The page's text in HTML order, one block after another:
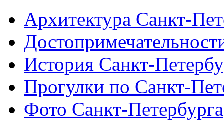
Архитектура Санкт-
История Санкт-
Прогулки по Санкт-
Фото Санкт-Петербурга